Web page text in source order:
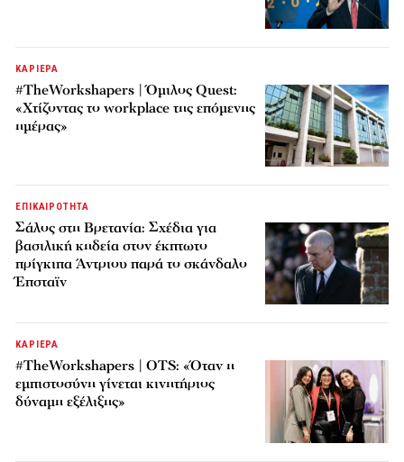
ΚΑΡΙΕΡΑ
#TheWorkshapers | Όμιλος Quest:
«Χτίζοντας το workplace της επόμενης
ημέρας»
ΕΠΙΚΑΙΡΟΤΗΤΑ
Σάλος στη Βρετανία: Σχέδια για
βασιλική κηδεία στον έκπτωτο
πρίγκιπα Άντριου παρά το σκάνδαλο
Έπσταϊν
ΚΑΡΙΕΡΑ
#TheWorkshapers | OTS: «Όταν η
εμπιστοσύνη γίνεται κινητήριος
δύναμη εξέλιξης»